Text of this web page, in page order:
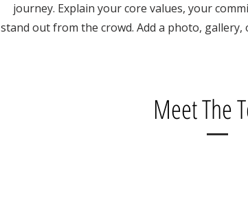
journey. Explain your core values, your
stand out from the crowd. Add a photo,
Meet The